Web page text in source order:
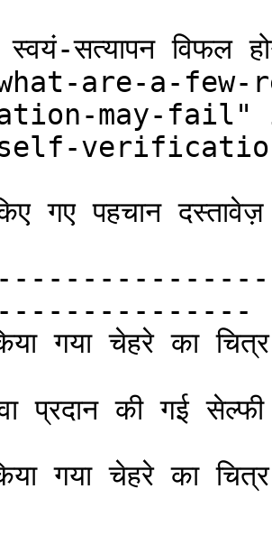
स्वयं-सत्यापन
are-a-few-
may-fail"
self-
गए पहचान
गया चेहरे का
प्रदान की गई
गया चेहरे का